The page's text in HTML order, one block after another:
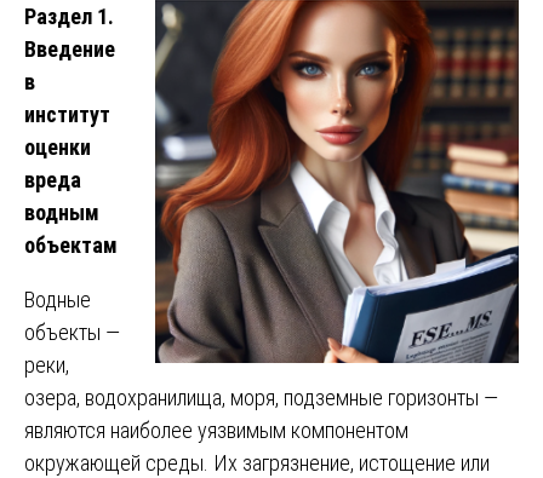
Раздел 1.
Введение
в
институт
оценки
вреда
водным
объектам
Водные
объекты —
реки,
озера, водохранилища, моря, подземные горизонты —
являются наиболее уязвимым компонентом
окружающей среды. Их загрязнение, истощение или